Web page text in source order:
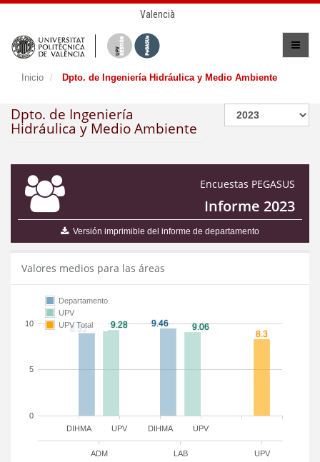
Valencià
Inicio Dpto. de Ingeniería Hidráulica y Medio Ambiente
Dpto. de Ingeniería
Hidráulica y Medio Ambiente
Encuestas PEGASUS
Informe 2023
Versión imprimible del informe de departamento
Valores medios para las áreas
DIHMA DIHMA
UPV UPV
ADM LAB UPV
0
5
10
Departamento
UPV
UPV Total